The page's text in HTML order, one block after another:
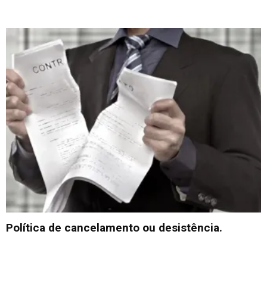
Política de cancelamento ou desistência.